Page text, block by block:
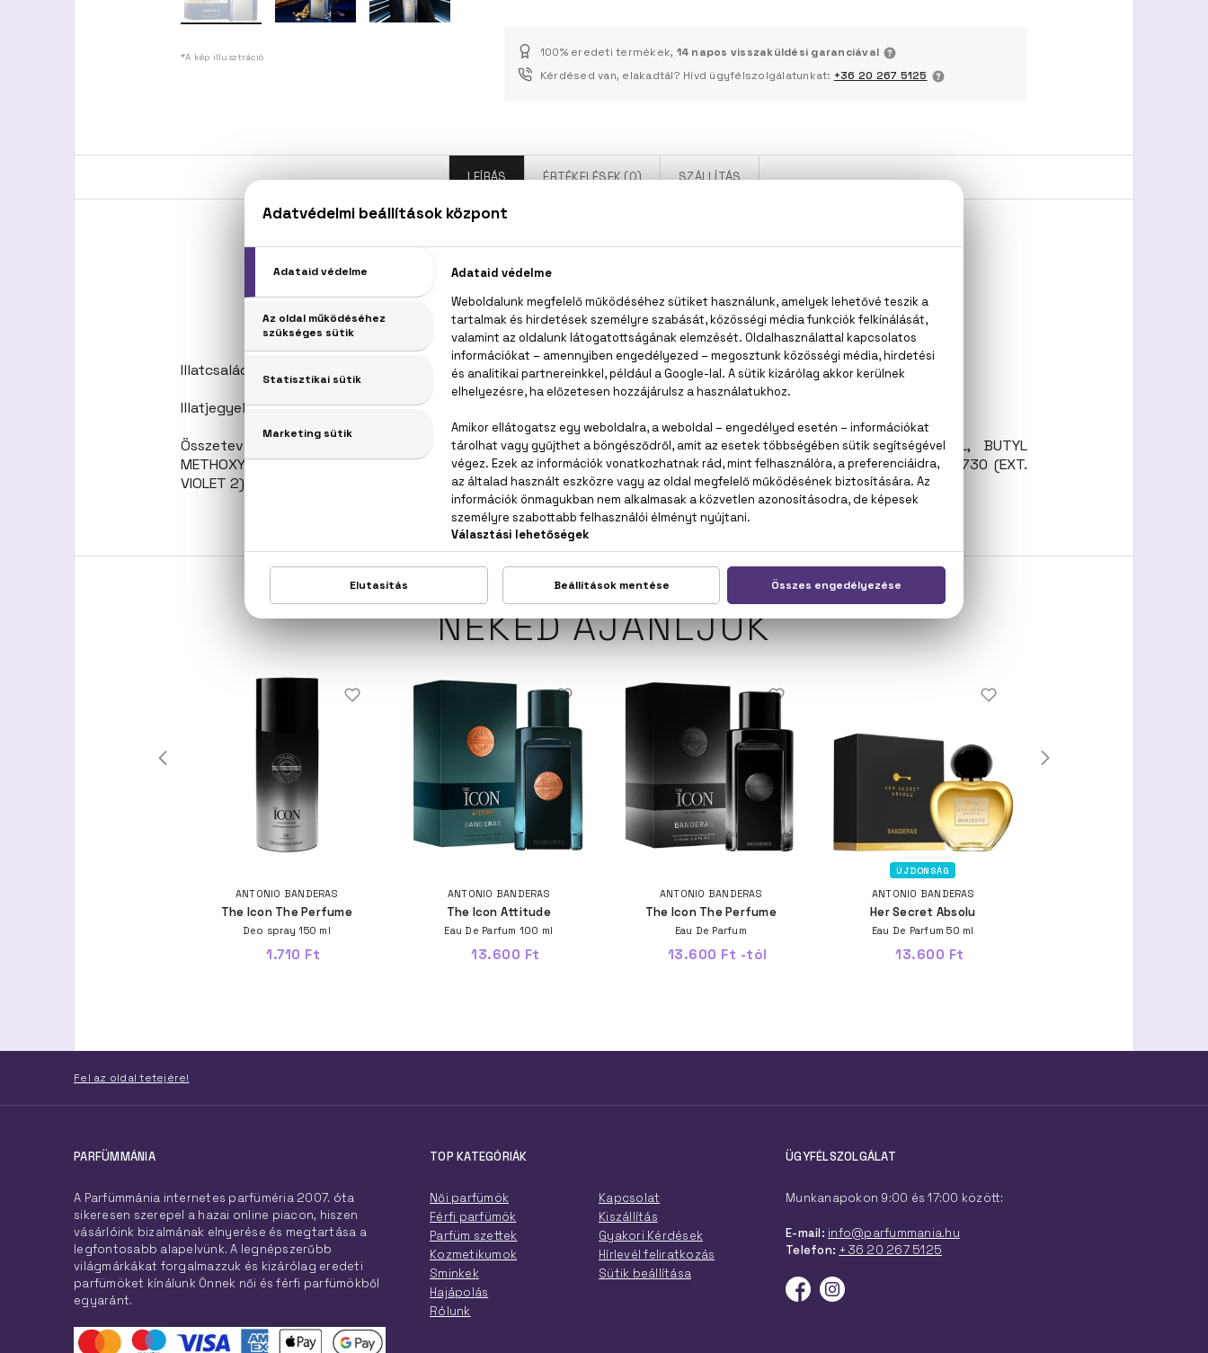
*A kép illusztráció 100% eredeti termékek, 14 napos visszaküldési garanciával
Kérdésed van, elakadtál? Hívd ügyfélszolgálatunkat: +36 20 267 5125
LEÍRÁS ÉRTÉKELÉSEK (0) SZÁLLÍTÁS
Banderas The Icon Elixir Eau De Parfum
Illatcsalád: Aromás-fás
Illatjegyek: mandarin, kardamom, gyömbér, levendula, geránium, sós jegyek, guajakfa, cédrus, ámbrafa, pézsma
Összetevők: ALCOHOL DENAT., AQUA (WATER), PARFUM (FRAGRANCE), LIMONENE, LINALOOL, CITRONELLOL, BUTYL
METHOXYDIBENZOYLMETHANE, COUMARIN, BENZYL SALICYLATE, ALPHA-ISOMETHYL IONONE, CITRAL, GERANIOL, CI 60730 (EXT.
VIOLET 2), CI 42090 (BLUE 1), CI 19140 (YELLOW 5).
NEKED AJÁNLJUK
ANTONIO BANDERAS
The Icon The Perfume
Deo spray 150 ml
1.710 Ft
ANTONIO BANDERAS
The Icon Attitude
Eau De Parfum 100 ml
13.600 Ft
ANTONIO BANDERAS
The Icon The Perfume
Eau De Parfum
13.600 Ft -tól
ÚJDONSÁG
ANTONIO BANDERAS
Her Secret Absolu
Eau De Parfum 50 ml
13.600 Ft
Fel az oldal tetejére!
PARFÜMMÁNIA
A Parfümmánia internetes parfüméria 2007. óta
sikeresen szerepel a hazai online piacon, hiszen
vásárlóink bizalmának elnyerése és megtartása a
legfontosabb alapelvünk. A legnépszerűbb
világmárkákat forgalmazzuk és kizárólag eredeti
parfümöket kínálunk Önnek női és férfi parfümökből
egyaránt.
TOP KATEGÓRIÁK
Női parfümök
Férfi parfümök
Parfüm szettek
Kozmetikumok
Sminkek
Hajápolás
Rólunk
Kapcsolat
Kiszállítás
Gyakori Kérdések
Hírlevél feliratkozás
Sütik beállítása
ÜGYFÉLSZOLGÁLAT
Munkanapokon 9:00 és 17:00 között:
E-mail: info@parfummania.hu
Telefon: +36 20 267 5125